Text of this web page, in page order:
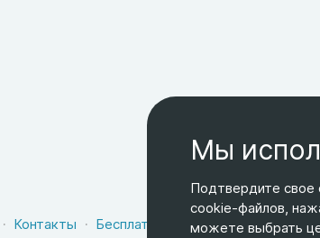
Контакты Бесплатная доставка
Оферта
Мы
Подтвердите свое
cookie-файлов,
можете выбрать